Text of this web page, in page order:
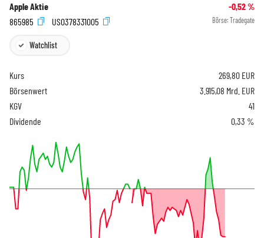
Apple Aktie -0,52%
865985
US0378331005 Börse: Tradegate
Watchlist
Kurs 269,80 EUR
Börsenwert
3.915,08 Mrd. EUR
KGV
41
Dividende
0,33 %